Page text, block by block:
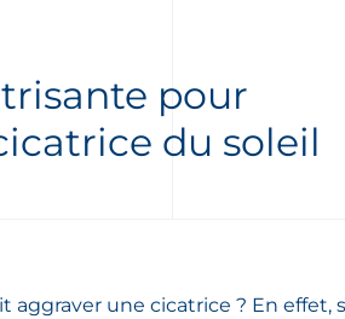
pour
du soleil
aggraver une cicatrice ? En effet,